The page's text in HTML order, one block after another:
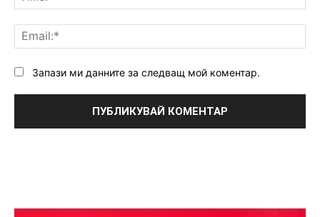
Запази ми данните за следващ мой коментар.